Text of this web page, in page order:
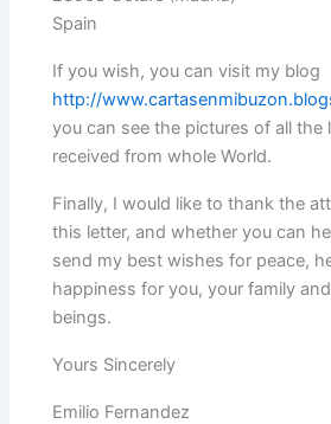
Spain
If you wish, you can visit my blog
http://
you can see the pictures of all the
received from whole World.
Finally, I would like to thank the
this letter, and whether you can
send my best wishes for peace,
happiness for you, your family
beings.
Yours Sincerely
Emilio Fernandez